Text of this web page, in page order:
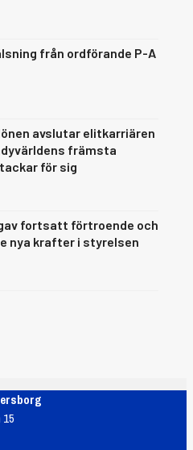
från ordförande P-A
avslutar elitkarriären
främsta
för sig
fortsatt förtroende och
nya krafter i styrelsen